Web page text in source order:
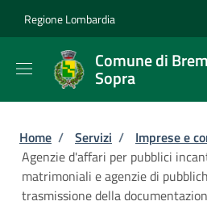
Regione Lombardia
Comune di
Sopra
Briciole di pane
Home / Servizi / Imprese e
Agenzie d'affari per pubblici
matrimoniali e agenzie di
trasmissione della